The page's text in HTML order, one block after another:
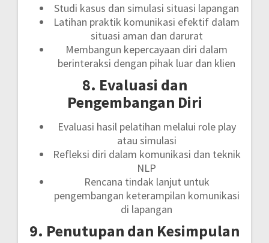
Studi kasus dan simulasi situasi lapangan
Latihan praktik komunikasi efektif dalam
situasi aman dan darurat
Membangun kepercayaan diri dalam
berinteraksi dengan pihak luar dan klien
8. Evaluasi dan
Pengembangan Diri
Evaluasi hasil pelatihan melalui role play
atau simulasi
Refleksi diri dalam komunikasi dan teknik
NLP
Rencana tindak lanjut untuk
pengembangan keterampilan komunikasi
di lapangan
9. Penutupan dan Kesimpulan